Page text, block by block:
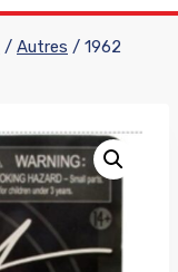
/ Autres / 1962